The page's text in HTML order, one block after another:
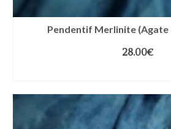
Pendentif Merlinite
28.00€